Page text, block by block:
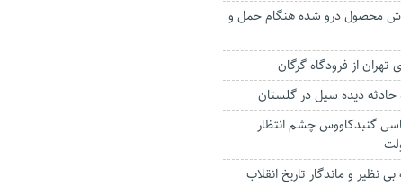
محصول درو شده هنگام حمل و
تهران از فرودگاه گرگان
گنبدکاووس چشم انتظار
نظیر و ماندگار تاریخ انقلاب